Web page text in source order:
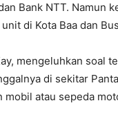
Bank NTT. Namun
di Kota Baa dan
mengeluhkan soal
di sekitar
mobil atau sepeda